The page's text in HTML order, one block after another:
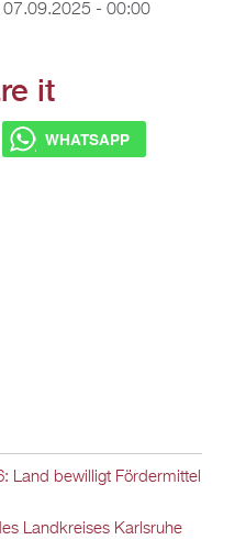
07.09.2025 - 00:00
it
WHATSAPP
Land bewilligt Fördermittel
Landkreises Karlsruhe